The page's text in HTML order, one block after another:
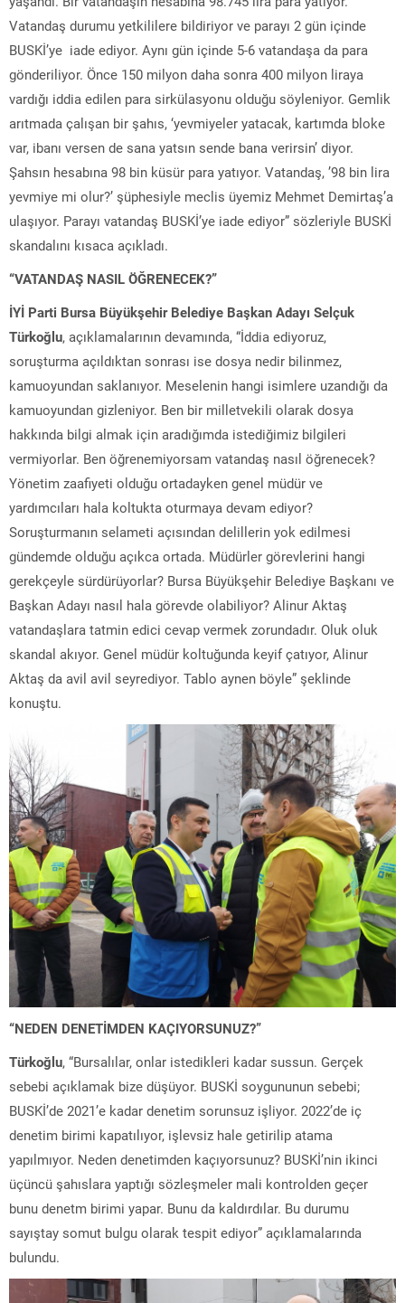
Vatandaş durumu yetkililere bildiriyor ve parayı 2 gün içinde
BUSKİ’ye iade ediyor. Aynı gün içinde 5-6 vatandaşa da para
gönderiliyor. Önce 150 milyon daha sonra 400 milyon liraya
vardığı iddia edilen para sirkülasyonu olduğu söyleniyor. Gemlik
arıtmada çalışan bir şahıs, ‘yevmiyeler yatacak, kartımda bloke
var, ibanı versen de sana yatsın sende bana verirsin’ diyor.
Şahsın hesabına 98 bin küsür para yatıyor. Vatandaş, ’98 bin lira
yevmiye mi olur?’ şüphesiyle meclis üyemiz Mehmet Demirtaş’a
ulaşıyor. Parayı vatandaş BUSKİ’ye iade ediyor” sözleriyle BUSKİ
skandalını kısaca açıkladı.
“VATANDAŞ NASIL ÖĞRENECEK?”
İYİ Parti Bursa Büyükşehir Belediye Başkan Adayı Selçuk
Türkoğlu, açıklamalarının devamında, “İddia ediyoruz,
soruşturma açıldıktan sonrası ise dosya nedir bilinmez,
kamuoyundan saklanıyor. Meselenin hangi isimlere uzandığı da
kamuoyundan gizleniyor. Ben bir milletvekili olarak dosya
hakkında bilgi almak için aradığımda istediğimiz bilgileri
vermiyorlar. Ben öğrenemiyorsam vatandaş nasıl öğrenecek?
Yönetim zaafiyeti olduğu ortadayken genel müdür ve
yardımcıları hala koltukta oturmaya devam ediyor?
Soruşturmanın selameti açısından delillerin yok edilmesi
gündemde olduğu açıkca ortada. Müdürler görevlerini hangi
gerekçeyle sürdürüyorlar? Bursa Büyükşehir Belediye Başkanı ve
Başkan Adayı nasıl hala görevde olabiliyor? Alinur Aktaş
vatandaşlara tatmin edici cevap vermek zorundadır. Oluk oluk
skandal akıyor. Genel müdür koltuğunda keyif çatıyor, Alinur
Aktaş da avil avil seyrediyor. Tablo aynen böyle” şeklinde
konuştu.
“NEDEN DENETİMDEN KAÇIYORSUNUZ?”
Türkoğlu, “Bursalılar, onlar istedikleri kadar sussun. Gerçek
sebebi açıklamak bize düşüyor. BUSKİ soygununun sebebi;
BUSKİ’de 2021’e kadar denetim sorunsuz işliyor. 2022’de iç
denetim birimi kapatılıyor, işlevsiz hale getirilip atama
yapılmıyor. Neden denetimden kaçıyorsunuz? BUSKİ’nin ikinci
üçüncü şahıslara yaptığı sözleşmeler mali kontrolden geçer
bunu denetm birimi yapar. Bunu da kaldırdılar. Bu durumu
sayıştay somut bulgu olarak tespit ediyor” açıklamalarında
bulundu.